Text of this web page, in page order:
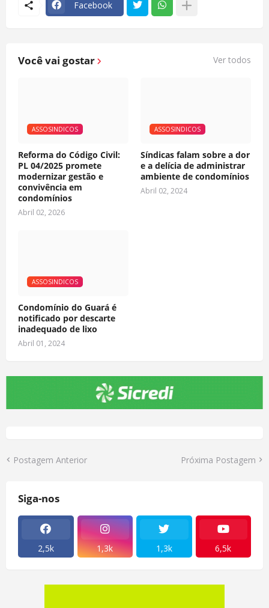
Facebook
Você vai gostar Ver todos
ASSOSINDICOS
Reforma do Código Civil:
PL 04/2025 promete
modernizar gestão e
convivência em
condomínios
Abril 02, 2026
ASSOSINDICOS
Síndicas falam sobre a dor
e a delícia de administrar
ambiente de condomínios
Abril 02, 2024
ASSOSINDICOS
Condomínio do Guará é
notificado por descarte
inadequado de lixo
Abril 01, 2024
Postagem Anterior Próxima Postagem
Siga-nos
2,5k 1,3k 1,3k 6,5k